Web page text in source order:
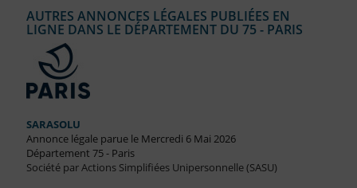
AUTRES ANNONCES LÉGALES PUBLIÉES EN
LIGNE DANS LE DÉPARTEMENT DU 75 - PARIS
SARASOLU
Annonce légale parue le Mercredi 6 Mai 2026
Département 75 - Paris
Société par Actions Simplifiées Unipersonnelle (SASU)